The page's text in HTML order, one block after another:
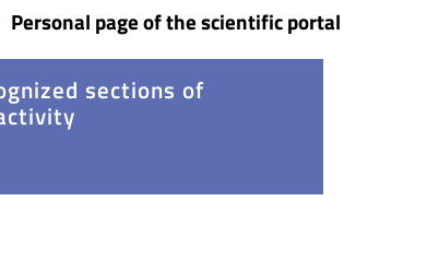
Personal page of the scientific portal
sections of